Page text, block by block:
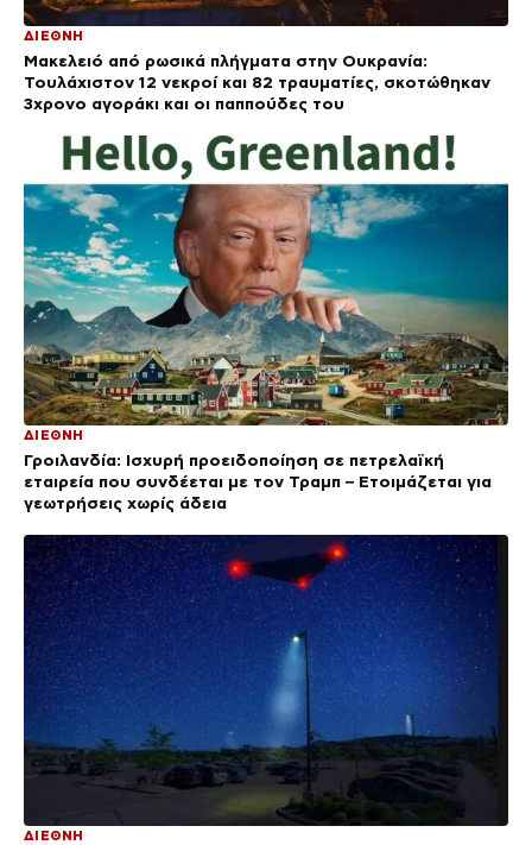
ΔΙΕΘΝΗ
Μακελειό από ρωσικά πλήγματα στην Ουκρανία:
Τουλάχιστον 12 νεκροί και 82 τραυματίες, σκοτώθηκαν
3χρονο αγοράκι και οι παππούδες του
ΔΙΕΘΝΗ
Γροιλανδία: Ισχυρή προειδοποίηση σε πετρελαϊκή
εταιρεία που συνδέεται με τον Τραμπ – Ετοιμάζεται για
γεωτρήσεις χωρίς άδεια
ΔΙΕΘΝΗ